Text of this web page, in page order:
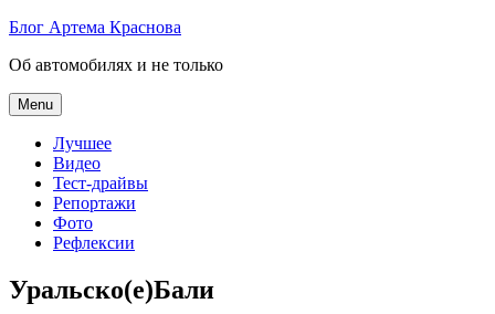
Skip
content
Блог Артема Краснова
Об автомобилях и не только
Menu
Лучшее
Видео
Тест-драйвы
Репортажи
Фото
Рефлексии
Уральско(е)Бали